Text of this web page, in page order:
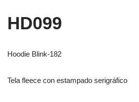
HD099
Hoodie Blink-182
Tela fleece con estampado serigráfico